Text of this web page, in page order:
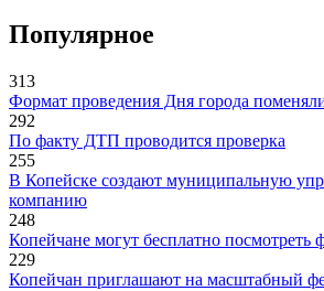
Популярное
313
Формат проведения Дня города
292
По факту ДТП проводится проверка
255
В Копейске создают муниципальную
компанию
248
Копейчане могут бесплатно посмотреть
229
Копейчан приглашают на масштабный